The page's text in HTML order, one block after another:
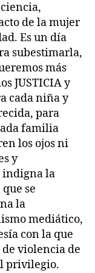
de la mujer
Es un día
subestimarla,
más
JUSTICIA y
cada niña y
para
familia
los ojos ni
y
indigna la
se
la
mediático,
con la que
violencia de
privilegio.